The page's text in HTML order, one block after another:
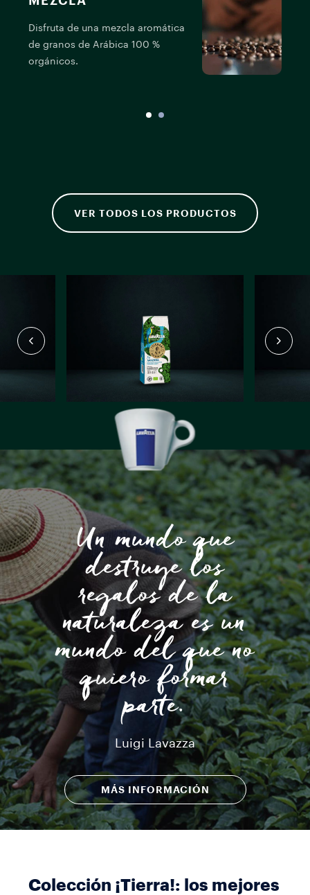
Disfruta de una mezcla aromática
de granos de Arábica 100 %
orgánicos.
VER TODOS LOS PRODUCTOS
Un mundo que
destruye los
regalos de la
naturaleza es un
mundo del que no
quiero formar
parte.
Luigi Lavazza
MÁS INFORMACIÓN
Colección ¡Tierra!: los mejores